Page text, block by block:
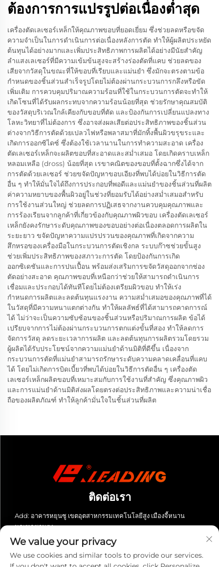
ต้องการการแปรรูปต่อเนื่องต่ำสุด
เครื่องตัดเลเซอร์เหล็กให้คุณภาพขอบที่ยอดเยี่ยม ซึ่งช่วยลดหรือขจัด
ความจำเป็นในการดำเนินการต่อเนื่องหลังการตัด ทำให้ผู้ผลิตประหยัด
ต้นทุนได้อย่างมากและเพิ่มประสิทธิภาพการผลิตได้อย่างมีนัยสำคัญ
ลำแสงเลเซอร์ที่มีความเข้มข้นสูงจะสร้างร่องตัดที่แคบ ช่วยลดของ
เสียจากวัสดุในขณะที่ให้ขอบที่เรียบและแม่นยำ ซึ่งมักจะตรงตามข้อ
กำหนดของชิ้นส่วนสำเร็จรูปโดยไม่ต้องผ่านกระบวนการกลึงหรือขัด
เพิ่มเติม การควบคุมปริมาณความร้อนที่ใช้ในกระบวนการตัดจะทำให้
เกิดโซนที่ได้รับผลกระทบจากความร้อนน้อยที่สุด ช่วยรักษาคุณสมบัติ
ของวัสดุบริเวณใกล้เคียงกับขอบที่ตัด และป้องกันการเปลี่ยนแปลงทาง
โลหะวิทยาที่ไม่ต้องการ ซึ่งอาจส่งผลเสียต่อประสิทธิภาพของชิ้นส่วน
ต่างจากวิธีการตัดด้วยเปลวไฟหรือพลาสมาที่มักทิ้งพื้นผิวขรุขระและ
เกิดการออกซิไดซ์ ซึ่งต้องใช้เวลานานในการทำความสะอาด เครื่อง
ตัดเลเซอร์เหล็กจะผลิตขอบที่สะอาดและสม่ำเสมอ โดยเกิดคราบเหล็ก
หลอมเหลือ (dross) น้อยที่สุด เรขาคณิตของขอบที่ตั้งฉากซึ่งได้จาก
การตัดด้วยเลเซอร์ ช่วยขจัดปัญหาขอบเอียงที่พบได้บ่อยในวิธีการตัด
อื่น ๆ ทำให้มั่นใจได้ถึงการประกอบที่พอดีและแม่นยำของชิ้นส่วนที่ผลิต
ค่าความหยาบของพื้นผิวอยู่ในช่วงที่ยอมรับได้อย่างสม่ำเสมอสำหรับ
การใช้งานส่วนใหญ่ ช่วยลดการปฏิเสธจากงานควบคุมคุณภาพและ
การร้องเรียนจากลูกค้าที่เกี่ยวข้องกับคุณภาพผิวขอบ เครื่องตัดเลเซอร์
เหล็กยังคงรักษาระดับคุณภาพของขอบอย่างต่อเนื่องตลอดการผลิตใน
ระยะยาว ขจัดปัญหาความแปรปรวนของคุณภาพที่เกิดจากความ
สึกหรอของเครื่องมือในกระบวนการตัดเชิงกล ระบบก๊าซช่วยขั้นสูง
ช่วยเพิ่มประสิทธิภาพของสภาวะการตัด โดยป้องกันการเกิด
ออกซิเดชันและการปนเปื้อน พร้อมส่งเสริมการขจัดวัสดุออกจากช่อง
ตัดอย่างสะอาด คุณภาพขอบที่เหนือกว่าช่วยให้สามารถดำเนินการ
เชื่อมและประกอบได้ทันทีโดยไม่ต้องเตรียมผิวขอบ ทำให้เร่ง
กำหนดการผลิตและลดต้นทุนแรงงาน ความสม่ำเสมอของคุณภาพที่ได้
ในวัสดุที่มีความหนาแตกต่างกัน ทำให้ผลลัพธ์ที่ได้สามารถคาดการณ์
ได้ ไม่ว่าจะเป็นความซับซ้อนของชิ้นส่วนหรือปริมาณการผลิต ข้อได้
เปรียบจากการไม่ต้องผ่านกระบวนการตกแต่งขั้นที่สอง ทำให้ลดการ
จัดการวัสดุ ลดระยะเวลาการผลิต และลดต้นทุนการผลิตรวมโดยรวม
ผู้ผลิตได้รับประโยชน์จากความแม่นยำด้านมิติที่ดีขึ้น เนื่องจาก
กระบวนการตัดที่แม่นยำสามารถรักษาระดับความคลาดเคลื่อนที่แคบ
ได้ โดยไม่เกิดการบิดเบี้ยวที่พบได้บ่อยในวิธีการตัดอื่น ๆ เครื่องตัด
เลเซอร์เหล็กผลิตขอบที่เหมาะสมกับการใช้งานที่สำคัญ ซึ่งคุณภาพผิว
และการแม่นยำด้านมิติส่งผลโดยตรงต่อประสิทธิภาพและความน่าเชื่อ
ถือของผลิตภัณฑ์ ทำให้ลูกค้ามั่นใจในชิ้นส่วนที่ผลิต
ติดต่อเรา
Add: อาคารหยุนซู เขตอุตสาหกรรมเทคโนโลยีสูง เมืองจี้หนาน
มณฑลซานตง
โทรศัพท์: +86-13280023931
อีเมล:[email protected]
We value your privacy
We use cookies and similar tools to provide our services.